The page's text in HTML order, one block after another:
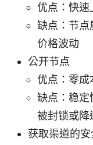
优点：快速
缺点：节点
价格波动
公开节点
优点：零成
缺点：稳定
被封锁或降
获取渠道的